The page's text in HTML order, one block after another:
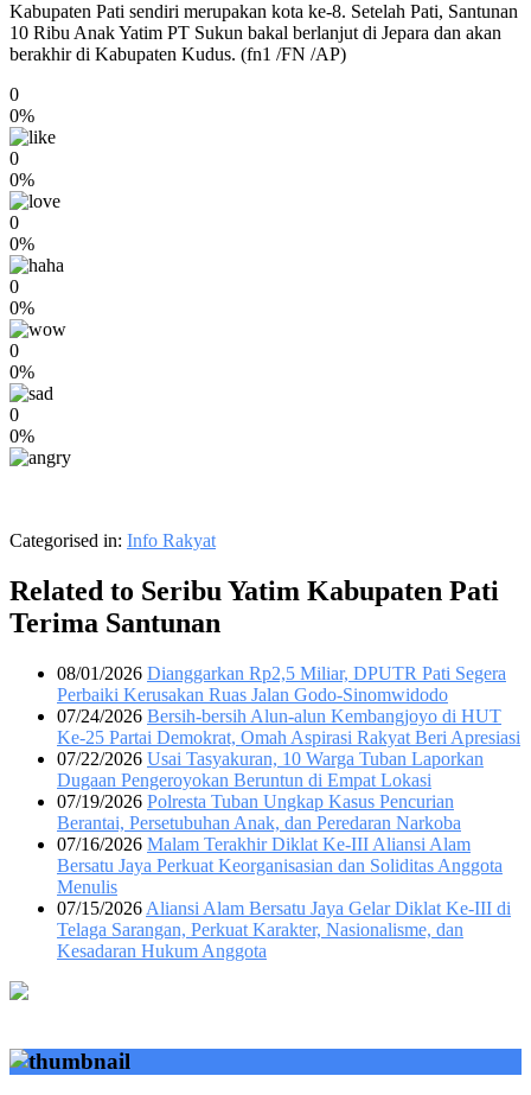
Kabupaten Pati sendiri merupakan kota ke-8. Setelah Pati, Santunan
10 Ribu Anak Yatim PT Sukun bakal berlanjut di Jepara dan akan
berakhir di Kabupaten Kudus. (fn1 /FN /AP)
0
0%
0
0%
0
0%
0
0%
0
0%
0
0%
Categorised in: Info Rakyat
Related to Seribu Yatim Kabupaten Pati
Terima Santunan
08/01/2026 Dianggarkan Rp2,5 Miliar, DPUTR Pati Segera
Perbaiki Kerusakan Ruas Jalan Godo-Sinomwidodo
07/24/2026 Bersih-bersih Alun-alun Kembangjoyo di HUT
Ke-25 Partai Demokrat, Omah Aspirasi Rakyat Beri Apresiasi
07/22/2026 Usai Tasyakuran, 10 Warga Tuban Laporkan
Dugaan Pengeroyokan Beruntun di Empat Lokasi
07/19/2026 Polresta Tuban Ungkap Kasus Pencurian
Berantai, Persetubuhan Anak, dan Peredaran Narkoba
07/16/2026 Malam Terakhir Diklat Ke-III Aliansi Alam
Bersatu Jaya Perkuat Keorganisasian dan Soliditas Anggota
Menulis
07/15/2026 Aliansi Alam Bersatu Jaya Gelar Diklat Ke-III di
Telaga Sarangan, Perkuat Karakter, Nasionalisme, dan
Kesadaran Hukum Anggota